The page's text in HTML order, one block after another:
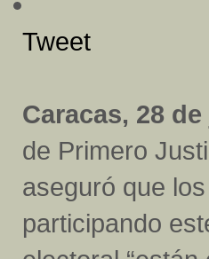
Tweet
Caracas, 28
de Primero
aseguró que
participando